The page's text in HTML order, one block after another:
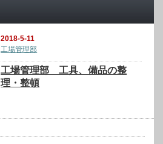
2018-5-11
工場管理部
工場管理部 工具、備品の整
理・整頓